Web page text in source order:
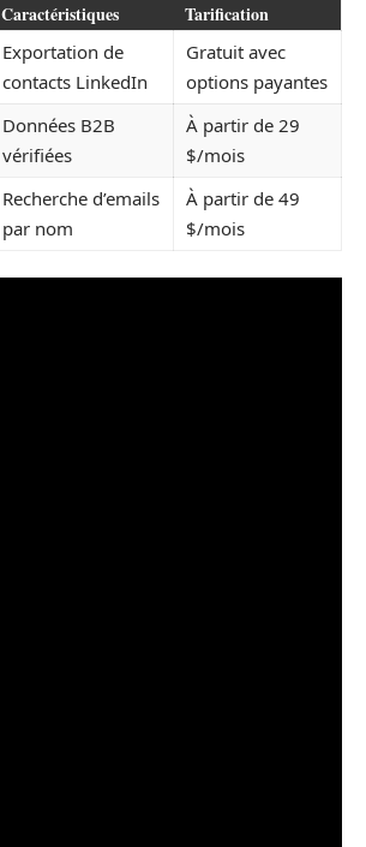
Caractéristiques Tarification
Exportation de
contacts LinkedIn
Gratuit avec
options payantes
Données B2B
vérifiées
À partir de 29
$/mois
Recherche d’emails
par nom
À partir de 49
$/mois